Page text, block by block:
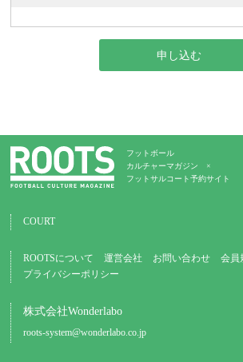
申し込む
フットボール
カルチャーマガジン ×
フットサルコート予約サイト
COURT
ROOTSについて 運営会社 お問い合わせ
会員
プライバシーポリシー
株式会社Wonderlabo
roots-system@wonderlabo.co.jp